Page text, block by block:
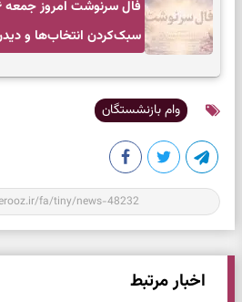
سبک‌کردن انتخاب‌ها و
وام بازنشستگان
اخبار مرتبط